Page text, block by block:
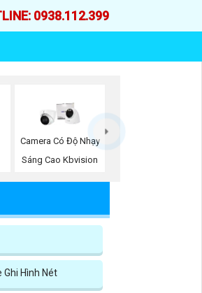
0938.112.399
Camera Có Độ Nhạy
Sáng Cao Kbvision
Hình Nét